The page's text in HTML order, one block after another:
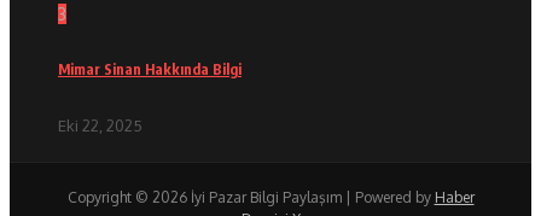
3
Mimar Sinan Hakkında Bilgi
Eki 22, 2025
Copyright © 2026 İyi Pazar Bilgi Paylaşım | Powered by Haber